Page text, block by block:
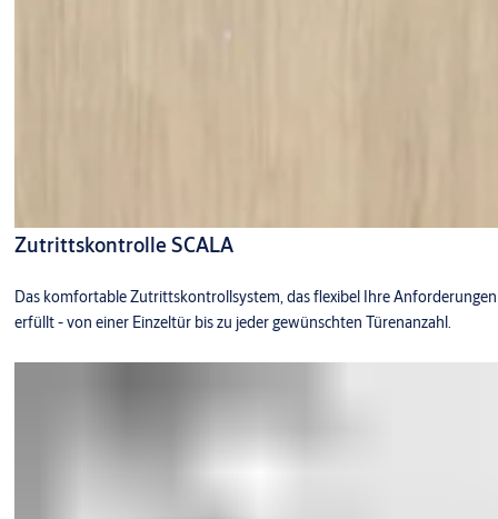
Zutrittskontrolle SCALA
Das komfortable Zutrittskontrollsystem, das flexibel Ihre Anforderungen
erfüllt - von einer Einzeltür bis zu jeder gewünschten Türenanzahl.